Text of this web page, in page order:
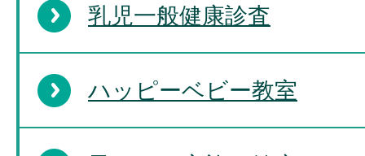
乳児一般健康診査
ハッピーベビー教室